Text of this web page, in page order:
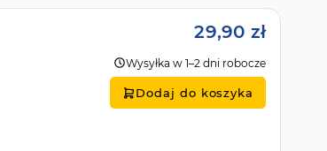
29,90 zł
Wysyłka w 1–2 dni robocze
Dodaj do koszyka